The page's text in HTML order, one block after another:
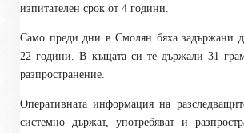
изпитателен срок от 4 години.
Само преди дни в Смолян бяха задържани
22 години. В къщата си те държали 31
разпространение.
Оперативната информация на
системно държат, употребяват и